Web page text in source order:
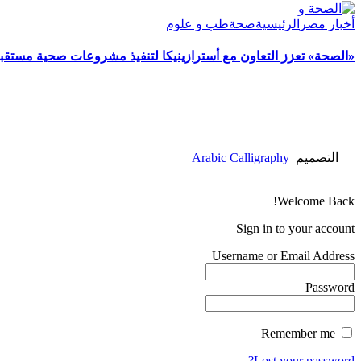
أخبار مصر الرئيسيةصحةطب و علوم
«الصحة» تعزز التعاون مع أسترازينيكا لتنفيذ مشروعات صحية
التصميم Arabic Calligraphy
Welcome Back!
Sign in to your account
Username or Email Address
Password